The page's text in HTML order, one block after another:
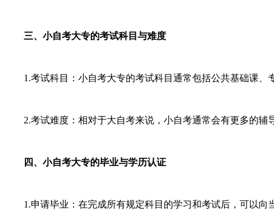
三、小自考大专的考试科目与难度
1.考试科目：小自考大专的考试科目通常包括公共基础课、
2.考试难度：相对于大自考来说，小自考通常会有更多的辅
四、小自考大专的毕业与学历认证
1.申请毕业：在完成所有规定科目的学习和考试后，可以向